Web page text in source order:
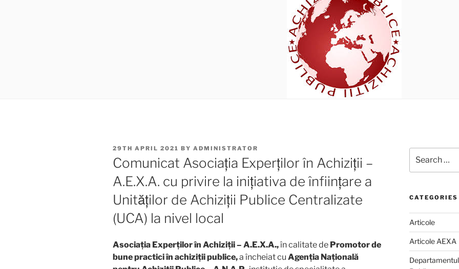
POSTED
ON
29TH APRIL 2021 BY ADMINISTRATOR
Comunicat Asociația Experților în Achiziții –
A.E.X.A. cu privire la inițiativa de înființare a
Unităților de Achiziții Publice Centralizate
(UCA) la nivel local
Asociația Experților în Achiziții – A.E.X.A.,în calitate de Promotor de
bune practici în achiziții publice,a încheiat cu Agenția Națională
for:
CATEGORIES
Articole
Articole AEXA